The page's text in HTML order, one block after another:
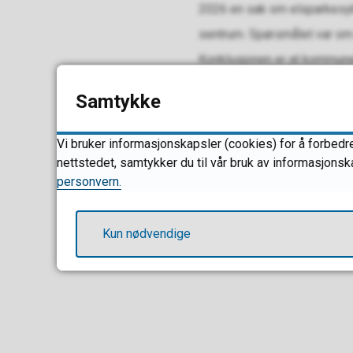
2026 en sak om
sentrum. Spørsmålet var
Konklusjonen er at
Stortinget vedtok i januar
som er å anbefale at vi
Samtykke
Vi bruker informasjonskapsler (cookies) for å
nettstedet, samtykker du til vår bruk av
personvern.
Kun nødvendige